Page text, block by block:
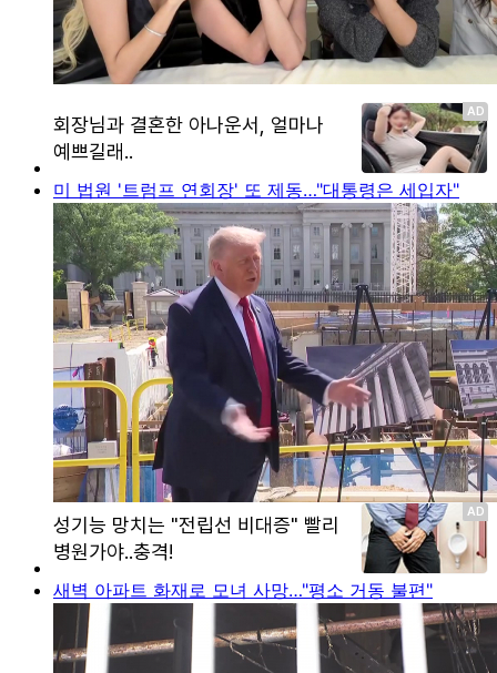
미 법원 '트럼프 연회장' 또 제동…"대통령은 세입자"
새벽 아파트 화재로 모녀 사망…"평소 거동 불편"